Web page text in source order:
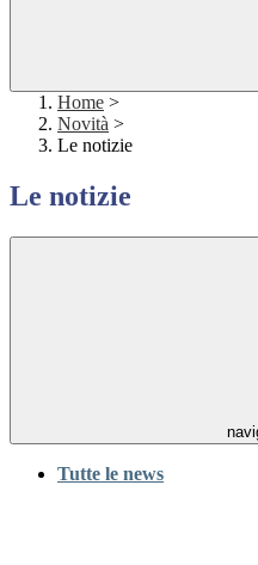
Home >
Novità >
Le notizie
Le notizie
Tutte le news